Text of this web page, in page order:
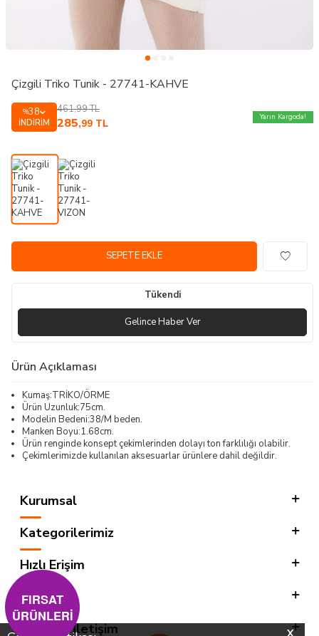
Çizgili Triko Tunik - 27741-KAHVE
%38
İNDIRIM
461,99TL
285,99 TL
Yarın Kargoda!
SEPETE EKLE
Tükendi
Gelince Haber Ver
Ürün Açıklaması
Kumaş:TRİKO/ÖRME
Ürün Uzunluk:75cm.
Modelin Bedeni:38/M beden.
Manken Boyu:1.68cm.
Ürün renginde konsept çekimlerinden dolayı ton farklılığı olabilir.
Çekimlerimizde kullanılan aksesuarlar ürünlere dahil değildir.
Kurumsal
Kategorilerimiz
Hızlı Erişim
Sosyal
Adres & İletişim
FIRSAT
ÜRÜNLERİ